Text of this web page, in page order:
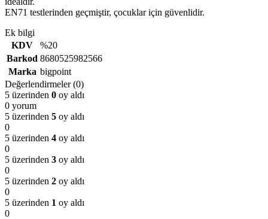
EN71 testlerinden geçmiştir, çocuklar için güvenlidir.
Ek bilgi
KDV
%20
Barkod 8680525982566
Marka bigpoint
Değerlendirmeler (0)
5 üzerinden 0 oy aldı
0 yorum
5 üzerinden 5 oy aldı
0
5 üzerinden 4 oy aldı
0
5 üzerinden 3 oy aldı
0
5 üzerinden 2 oy aldı
0
5 üzerinden 1 oy aldı
0